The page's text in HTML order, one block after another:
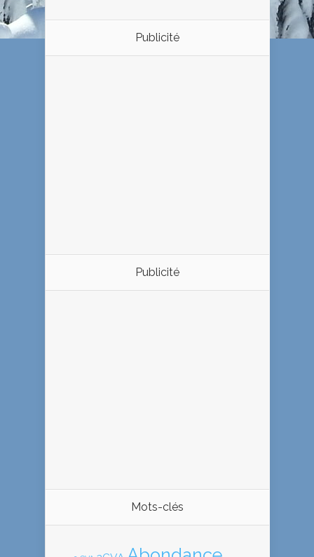
Publicité
Publicité
Mots-clés